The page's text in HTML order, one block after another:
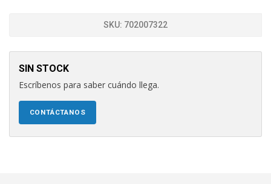
SKU: 702007322
SIN STOCK
Escríbenos para saber cuándo llega.
CONTÁCTANOS